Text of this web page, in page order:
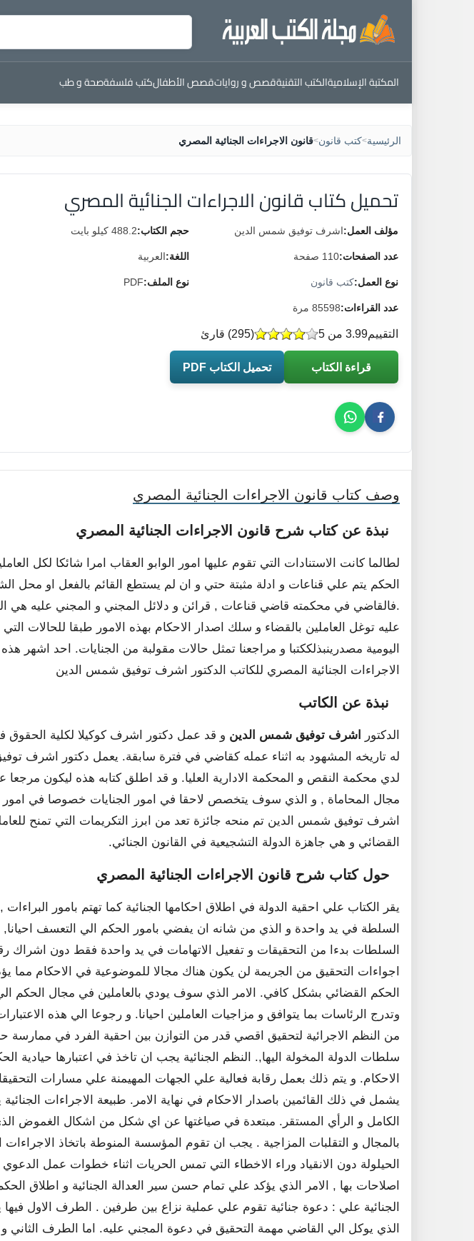
المكتبة الإسلاميةالكتب التقنيةقصص و رواياتقصص الأطفالكتب فلسفةصحة و طب
الرئيسية>كتب قانون>قانون الاجراءات الجنائية المصري
تحميل كتاب قانون الاجراءات الجنائية المصري
مؤلف العمل:اشرف توفيق شمس الدين حجم الكتاب:488.2 كيلو بايت
عدد الصفحات:110 صفحة اللغة:العربية
نوع العمل:كتب قانون نوع الملف:PDF
عدد القراءات:85598 مرة
التقييم (
295) قارئ 3.99 من 5
قراءة الكتاب تحميل الكتاب PDF
وصف كتاب قانون الاجراءات الجنائية المصري
نبذة عن كتاب شرح قانون الاجراءات الجنائية المصري
لطالما كانت الاستنادات التي تقوم عليها امور الوابو العقاب امرا شائكا لكل
الحكم يتم علي قناعات و ادلة مثبتة حتي و ان لم يستطع القائم بالفعل او محل
.فالقاضي في محكمته قاضي قناعات , قرائن و دلائل المجني و المجني عليه هي
عليه توغل العاملين بالقضاء و سلك اصدار الاحكام بهذه الامور طبقا للحالات
اليومية مصدرينبذلككتبا و مراجعنا تمثل حالات مقولبة من الجنايات. احد اشهر
الاجراءات الجنائية المصري للكاتب الدكتور اشرف توفيق شمس الدين
نبذة عن الكاتب
الدكتور اشرف توفيق شمس الدين و قد عمل دكتور اشرف كوكيلا لكلية الحقوق
له تاريخه المشهود به اثناء عمله كقاضي في فترة سابقة. يعمل دكتور اشرف
لدي محكمة النقص و المحكمة الادارية العليا. و قد اطلق كتابه هذه ليكون مرجعا
مجال المحاماة , و الذي سوف يتخصص لاحقا في امور الجنايات خصوصا في امور
اشرف توفيق شمس الدين تم منحه جائزة تعد من ابرز التكريمات التي تمنح
القضائي و هي جاهزة الدولة التشجيعية في القانون الجنائي.
حول كتاب شرح قانون الاجراءات الجنائية المصري
يقر الكتاب علي احقية الدولة في اطلاق احكامها الجنائية كما تهتم بامور
السلطة في يد واحدة و الذي من شانه ان يفضي بامور الحكم الي التعسف
السلطات بدءا من التحقيقات و تفعيل الاتهامات في يد واحدة فقط دون اشراك
اجواءات التحقيق من الجريمة لن يكون هناك مجالا للموضوعية في الاحكام مما
الحكم القضائي بشكل كافي. الامر الذي سوف يودي بالعاملين في مجال الحكم الي
وتدرج الرئاسات بما يتوافق و مزاجيات العاملين احيانا. و رجوعا الي هذه
من النظم الاجرائية لتحقيق اقصي قدر من التوازن بين احقية الفرد في ممارسة
سلطات الدولة المخولة اليها,. النظم الجنائية يجب ان تاخذ في اعتبارها حيادية
الاحكام. و يتم ذلك بعمل رقابة فعالية علي الجهات المهيمنة علي مسارات
يشمل في ذلك القائمين باصدار الاحكام في نهاية الامر. طبيعة الاجراءات
الكامل و الرأي المستقر. مبتعدة في صياغتها عن اي شكل من اشكال الغموض الذي
بالمجال و التقلبات المزاجية . يجب ان تقوم المؤسسة المنوطة باتخاذ الاجراءات
الحيلولة دون الانقياد وراء الاخطاء التي تمس الحريات اثناء خطوات عمل الدعوي
اصلاحات بها , الامر الذي يؤكد علي تمام حسن سير العدالة الجنائية و اطلاق
الجنائية علي : دعوة جنائية تقوم علي عملية نزاع بين طرفين . الطرف الاول
الذي يوكل الي القاضي مهمة التحقيق في دعوة المجني عليه. اما الطرف الثاني